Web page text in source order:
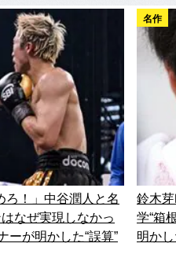
ろ！」中谷潤人と名
なぜ実現しなかっ
ーが明かした“誤算”
名作
鈴木
学“箱
明か